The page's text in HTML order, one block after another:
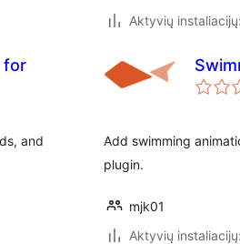
Aktyvių
for
and
Add swimming
plugin.
mjk01
Aktyvių